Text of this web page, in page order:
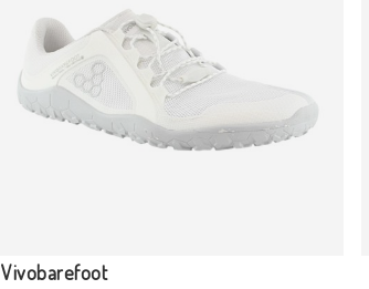
Vivobarefoot